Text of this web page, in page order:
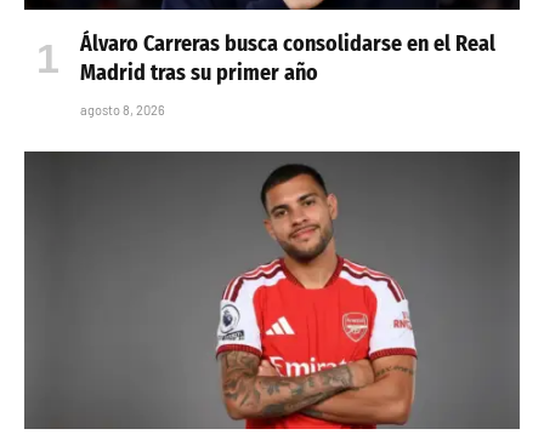
Álvaro Carreras busca consolidarse en el Real
Madrid tras su primer año
agosto 8, 2026